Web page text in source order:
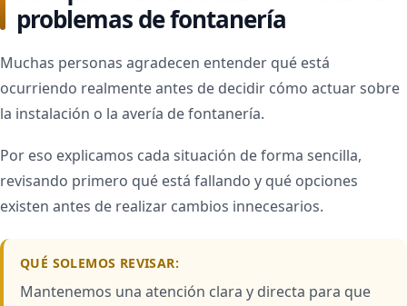
problemas de fontanería
Muchas personas agradecen entender qué está
ocurriendo realmente antes de decidir cómo actuar sobre
la instalación o la avería de fontanería.
Por eso explicamos cada situación de forma sencilla,
revisando primero qué está fallando y qué opciones
existen antes de realizar cambios innecesarios.
QUÉ SOLEMOS REVISAR:
Mantenemos una atención clara y directa para que